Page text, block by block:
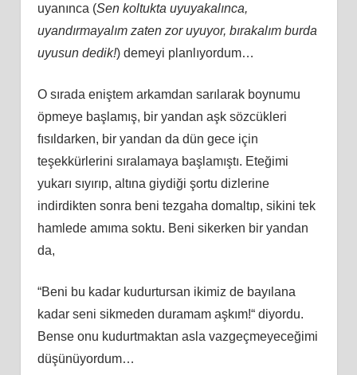
uyanınca (Sen koltukta uyuyakalınca,
uyandırmayalım zaten zor uyuyor, bırakalım burda
uyusun dedik!) demeyi planlıyordum…
O sırada eniştem arkamdan sarılarak boynumu
öpmeye başlamış, bir yandan aşk sözcükleri
fısıldarken, bir yandan da dün gece için
teşekkürlerini sıralamaya başlamıştı. Eteğimi
yukarı sıyırıp, altına giydiği şortu dizlerine
indirdikten sonra beni tezgaha domaltıp, sikini tek
hamlede amıma soktu. Beni sikerken bir yandan
da,
“Beni bu kadar kudurtursan ikimiz de bayılana
kadar seni sikmeden duramam aşkım!“ diyordu.
Bense onu kudurtmaktan asla vazgeçmeyeceğimi
düşünüyordum…